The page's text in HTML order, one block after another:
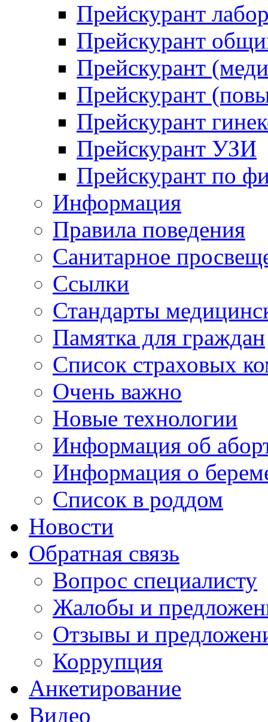
Прейскурант
Прейскурант
Прейскурант
Прейскурант
Прейскурант
Прейскурант УЗИ
Прейскурант по
Информация
Правила поведения
Санитарное
Ссылки
Стандарты
Памятка для граждан
Список страховых
Очень важно
Новые технологии
Информация об
Информация о
Список в роддом
Новости
Обратная связь
Вопрос специалисту
Жалобы и
Отзывы и
Коррупция
Анкетирование
Видео